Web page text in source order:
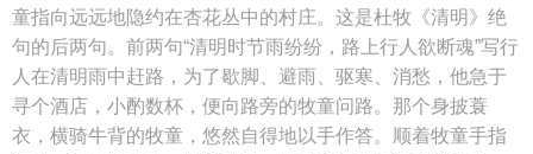
童指向远远地隐约在杏花丛中的村庄。这是杜牧《清明》绝
句的后两句。前两句“清明时节雨纷纷，路上行人欲断魂”写行
人在清明雨中赶路，为了歇脚、避雨、驱寒、消愁，他急于
寻个酒店，小酌数杯，便向路旁的牧童问路。那个身披蓑
衣，横骑牛背的牧童，悠然自得地以手作答。顺着牧童手指